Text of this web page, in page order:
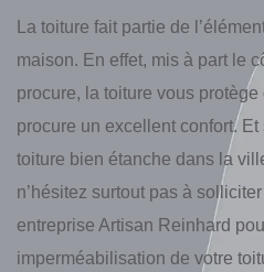
La toiture fait partie de
maison. En effet, mis à part le
procure, la toiture vous
procure un excellent confort.
toiture bien étanche dans la
n’hésitez surtout pas à
entreprise Artisan Reinhard
imperméabilisation de votre